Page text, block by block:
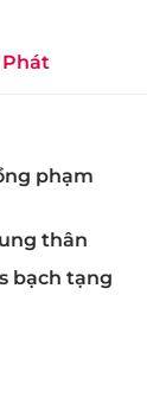
Phát
phạm
thân
bạch tạng